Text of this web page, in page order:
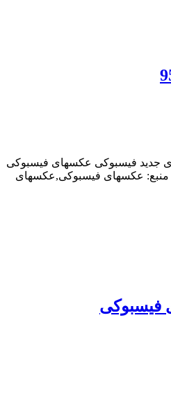
95 عکسهای جدید فیسبوکی عکسهای فیسبوکی
جدید عکسهای فیسبوکی 2016 منبع: عکسهای فیسبوکی,عکسهای
فیسبوکی